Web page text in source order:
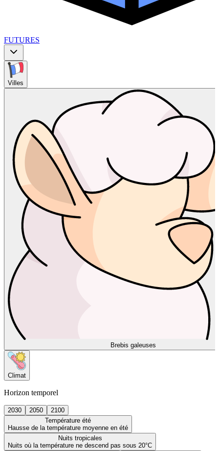
FUTURES
Villes
Brebis galeuses
Climat
Horizon temporel
2030 2050
2100
Température été
Hausse de la température moyenne en été
Nuits tropicales
Nuits où la température ne descend pas sous 20°C